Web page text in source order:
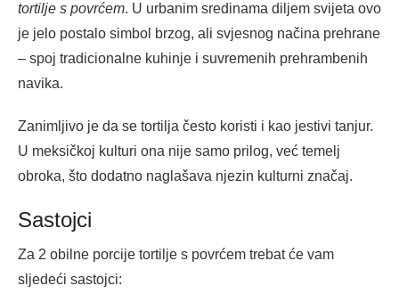
tortilje s povrćem. U urbanim sredinama diljem svijeta ovo
je jelo postalo simbol brzog, ali svjesnog načina prehrane
– spoj tradicionalne kuhinje i suvremenih prehrambenih
navika.
Zanimljivo je da se tortilja često koristi i kao jestivi tanjur.
U meksičkoj kulturi ona nije samo prilog, već temelj
obroka, što dodatno naglašava njezin kulturni značaj.
Sastojci
Za 2 obilne porcije tortilje s povrćem trebat će vam
sljedeći sastojci: